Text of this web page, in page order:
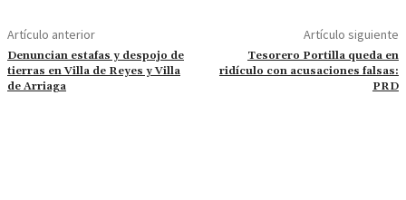
Artículo anterior
Denuncian estafas y despojo de
tierras en Villa de Reyes y Villa
de Arriaga
Artículo siguiente
Tesorero Portilla queda en
ridículo con acusaciones falsas:
PRD